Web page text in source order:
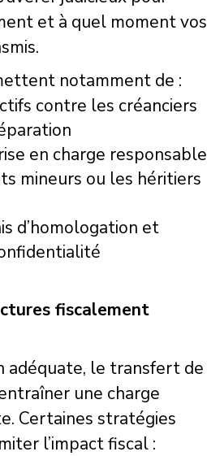
et à quel moment vos
notamment de :
contre les créanciers
en charge responsable
mineurs ou les héritiers
d’homologation et
fiscalement
adéquate, le transfert de
une charge
Certaines stratégies
l’impact fiscal :